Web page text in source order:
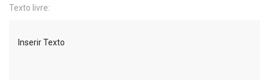
Texto livre: